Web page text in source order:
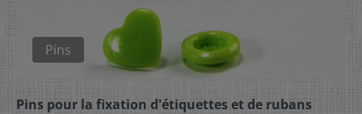
Pins
Pins pour la fixation d'étiquettes et de rubans